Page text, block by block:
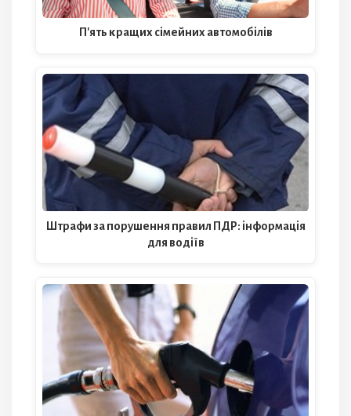
П'ять кращих сімейних автомобілів
Штрафи за порушення правил ПДР: інформація
для водіїв